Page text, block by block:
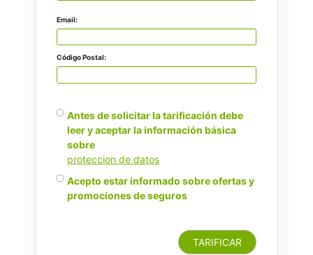
Email:
Código Postal:
Antes de solicitar la tarificación debe
leer y aceptar la información básica
sobre
proteccion de datos
Acepto estar informado sobre ofertas y
promociones de seguros
TARIFICAR